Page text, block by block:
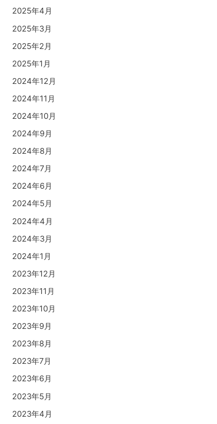
2025年4月
2025年3月
2025年2月
2025年1月
2024年12月
2024年11月
2024年10月
2024年9月
2024年8月
2024年7月
2024年6月
2024年5月
2024年4月
2024年3月
2024年1月
2023年12月
2023年11月
2023年10月
2023年9月
2023年8月
2023年7月
2023年6月
2023年5月
2023年4月